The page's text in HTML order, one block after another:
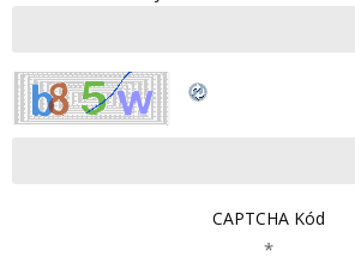
CAPTCHA Kód
*